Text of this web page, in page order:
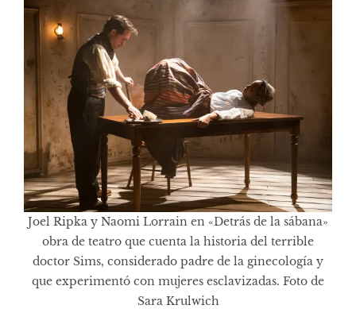
Joel Ripka y Naomi Lorrain en «Detrás de la sábana»
obra de teatro que cuenta la historia del terrible
doctor Sims, considerado padre de la ginecología y
que experimentó con mujeres esclavizadas. Foto de
Sara Krulwich